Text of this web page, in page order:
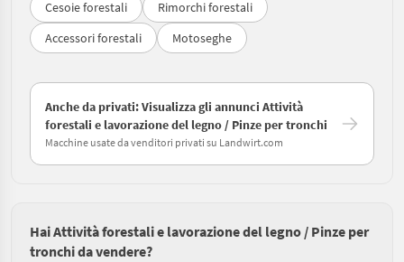
Cesoie forestali
Rimorchi forestali
Accessori forestali
Motoseghe
Anche da privati: Visualizza gli annunci Attività
forestali e lavorazione del legno / Pinze per tronchi
Macchine usate da venditori privati su Landwirt.com
Hai Attività forestali e lavorazione del legno / Pinze per
tronchi da vendere?